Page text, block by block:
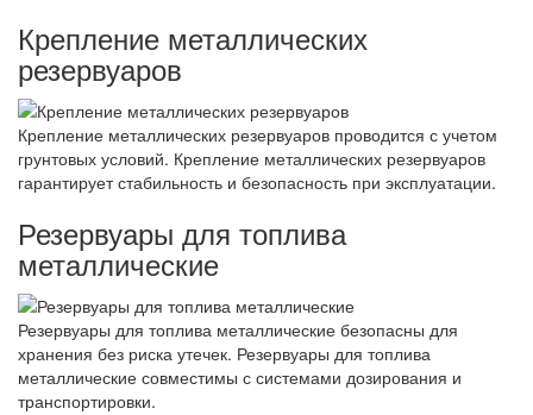
Крепление металлических
резервуаров
Крепление металлических резервуаров проводится с учетом
грунтовых условий. Крепление металлических резервуаров
гарантирует стабильность и безопасность при эксплуатации.
Резервуары для топлива
металлические
Резервуары для топлива металлические безопасны для
хранения без риска утечек. Резервуары для топлива
металлические совместимы с системами дозирования и
транспортировки.